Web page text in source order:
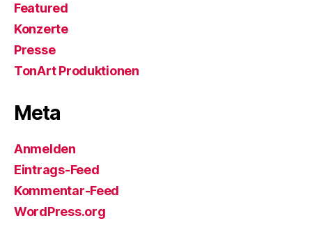
Featured
Konzerte
Presse
TonArt Produktionen
Meta
Anmelden
Eintrags-Feed
Kommentar-Feed
WordPress.org